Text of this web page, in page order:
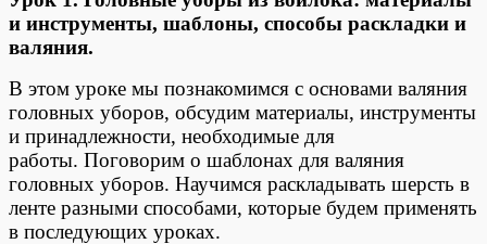
и инструменты, шаблоны, способы раскладки и
валяния.
В этом уроке мы познакомимся с основами валяния
головных уборов, обсудим материалы, инструменты
и принадлежности, необходимые для
работы. Поговорим о шаблонах для валяния
головных уборов. Научимся раскладывать шерсть в
ленте разными способами, которые будем применять
в последующих уроках.